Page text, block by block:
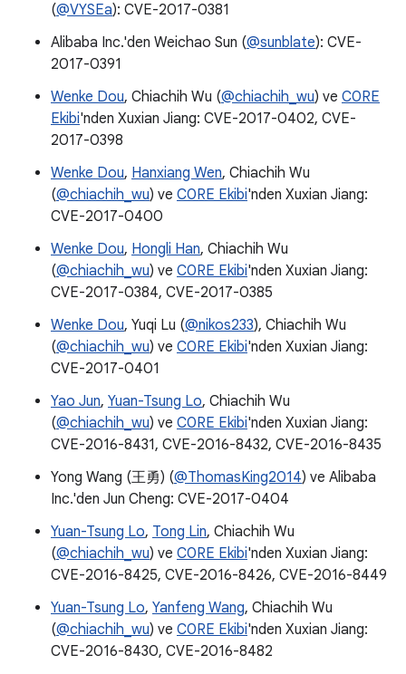
(@VYSEa): CVE-2017-0381
Alibaba Inc.'den Weichao Sun (@sunblate): CVE-
2017-0391
Wenke Dou, Chiachih Wu (@chiachih_wu) ve C0RE
Ekibi'nden Xuxian Jiang: CVE-2017-0402, CVE-
2017-0398
Wenke Dou, Hanxiang Wen, Chiachih Wu
(@chiachih_wu) ve C0RE Ekibi'nden Xuxian Jiang:
CVE-2017-0400
Wenke Dou, Hongli Han, Chiachih Wu
(@chiachih_wu) ve C0RE Ekibi'nden Xuxian Jiang:
CVE-2017-0384, CVE-2017-0385
Wenke Dou, Yuqi Lu (@nikos233), Chiachih Wu
(@chiachih_wu) ve C0RE Ekibi'nden Xuxian Jiang:
CVE-2017-0401
Yao Jun, Yuan-Tsung Lo, Chiachih Wu
(@chiachih_wu) ve C0RE Ekibi'nden Xuxian Jiang:
CVE-2016-8431, CVE-2016-8432, CVE-2016-8435
Yong Wang (王勇) (@ThomasKing2014) ve Alibaba
Inc.'den Jun Cheng: CVE-2017-0404
Yuan-Tsung Lo, Tong Lin, Chiachih Wu
(@chiachih_wu) ve C0RE Ekibi'nden Xuxian Jiang:
CVE-2016-8425, CVE-2016-8426, CVE-2016-8449
Yuan-Tsung Lo, Yanfeng Wang, Chiachih Wu
(@chiachih_wu) ve C0RE Ekibi'nden Xuxian Jiang:
CVE-2016-8430, CVE-2016-8482